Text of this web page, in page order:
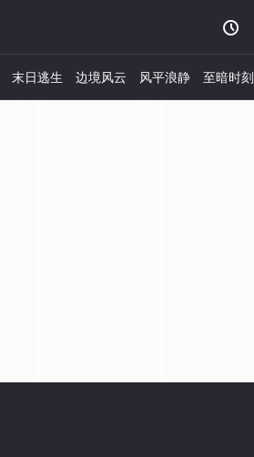

末日逃生 边境风云 风平浪静 至暗时刻